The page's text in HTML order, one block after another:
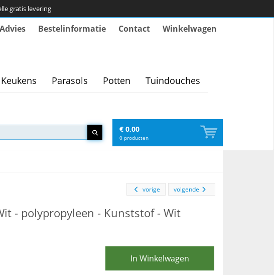
gratis levering
Bestelinformatie Contact Winkelwagen
Keukens Parasols Potten Tuindouches
€ 0,00
0 producten
volgende
vorige
- polypropyleen - Kunststof - Wit
In Winkelwagen